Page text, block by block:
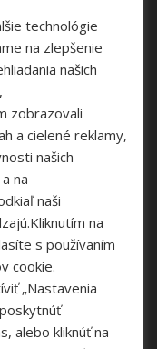
technológie
na zlepšenie
našich
zobrazovali
a cielené reklamy,
našich
na
naši
na
s používaním
cookie.
„Nastavenia
alebo kliknúť na